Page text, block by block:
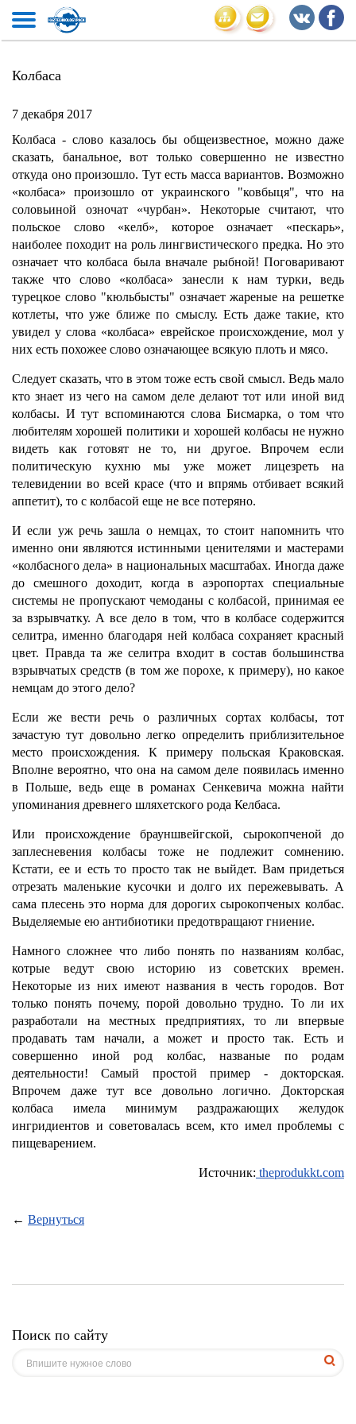
Колбаса
7 декабря 2017
Колбаса - слово казалось бы общеизвестное, можно даже
сказать, банальное, вот только совершенно не известно
откуда оно произошло. Тут есть масса вариантов. Возможно
«колбаса» произошло от украинского "ковбыця", что на
соловьиной озночат «чурбан». Некоторые считают, что
польское слово «келб», которое означает «пескарь»,
наиболее походит на роль лингвистического предка. Но это
означает что колбаса была вначале рыбной! Поговаривают
также что слово «колбаса» занесли к нам турки, ведь
турецкое слово "кюльбысты" означает жареные на решетке
котлеты, что уже ближе по смыслу. Есть даже такие, кто
увидел у слова «колбаса» еврейское происхождение, мол у
них есть похожее слово означающее всякую плоть и мясо.
Следует сказать, что в этом тоже есть свой смысл. Ведь мало
кто знает из чего на самом деле делают тот или иной вид
колбасы. И тут вспоминаются слова Бисмарка, о том что
любителям хорошей политики и хорошей колбасы не нужно
видеть как готовят не то, ни другое. Впрочем если
политическую кухню мы уже может лицезреть на
телевидении во всей красе (что и впрямь отбивает всякий
аппетит), то с колбасой еще не все потеряно.
И если уж речь зашла о немцах, то стоит напомнить что
именно они являются истинными ценителями и мастерами
«колбасного дела» в национальных масштабах. Иногда даже
до смешного доходит, когда в аэропортах специальные
системы не пропускают чемоданы с колбасой, принимая ее
за взрывчатку. А все дело в том, что в колбасе содержится
селитра, именно благодаря ней колбаса сохраняет красный
цвет. Правда та же селитра входит в состав большинства
взрывчатых средств (в том же порохе, к примеру), но какое
немцам до этого дело?
Если же вести речь о различных сортах колбасы, тот
зачастую тут довольно легко определить приблизительное
место происхождения. К примеру польская Краковская.
Вполне вероятно, что она на самом деле появилась именно
в Польше, ведь еще в романах Сенкевича можна найти
упоминания древнего шляхетского рода Келбаса.
Или происхождение брауншвейгской, сырокопченой до
заплесневения колбасы тоже не подлежит сомнению.
Кстати, ее и есть то просто так не выйдет. Вам придеться
отрезать маленькие кусочки и долго их пережевывать. А
сама плесень это норма для дорогих сырокопченых колбас.
Выделяемые ею антибиотики предотвращают гниение.
Намного сложнее что либо понять по названиям колбас,
котрые ведут свою историю из советских времен.
Некоторые из них имеют названия в честь городов. Вот
только понять почему, порой довольно трудно. То ли их
разработали на местных предприятиях, то ли впервые
продавать там начали, а может и просто так. Есть и
совершенно иной род колбас, названые по родам
деятельности! Самый простой пример - докторская.
Впрочем даже тут все довольно логично. Докторская
колбаса имела минимум раздражающих желудок
ингридиентов и советовалась всем, кто имел проблемы с
пищеварением.
Источник: theprodukkt.com
← Вернуться
Поиск по сайту